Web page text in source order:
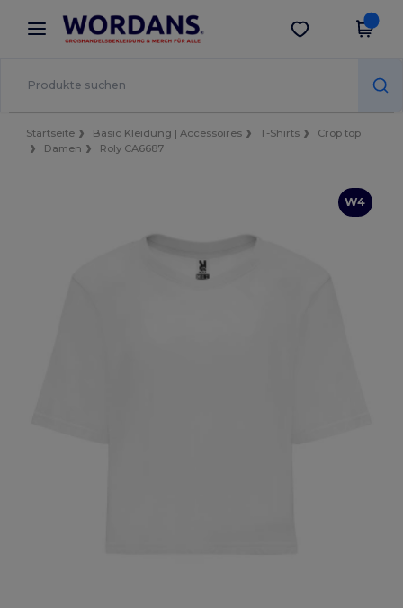
× Wordans App
Bessere Preise in der App!
App holen
Startseite Basic Kleidung | Accessoires T-Shirts
Crop top
Damen
Roly CA6687
W4